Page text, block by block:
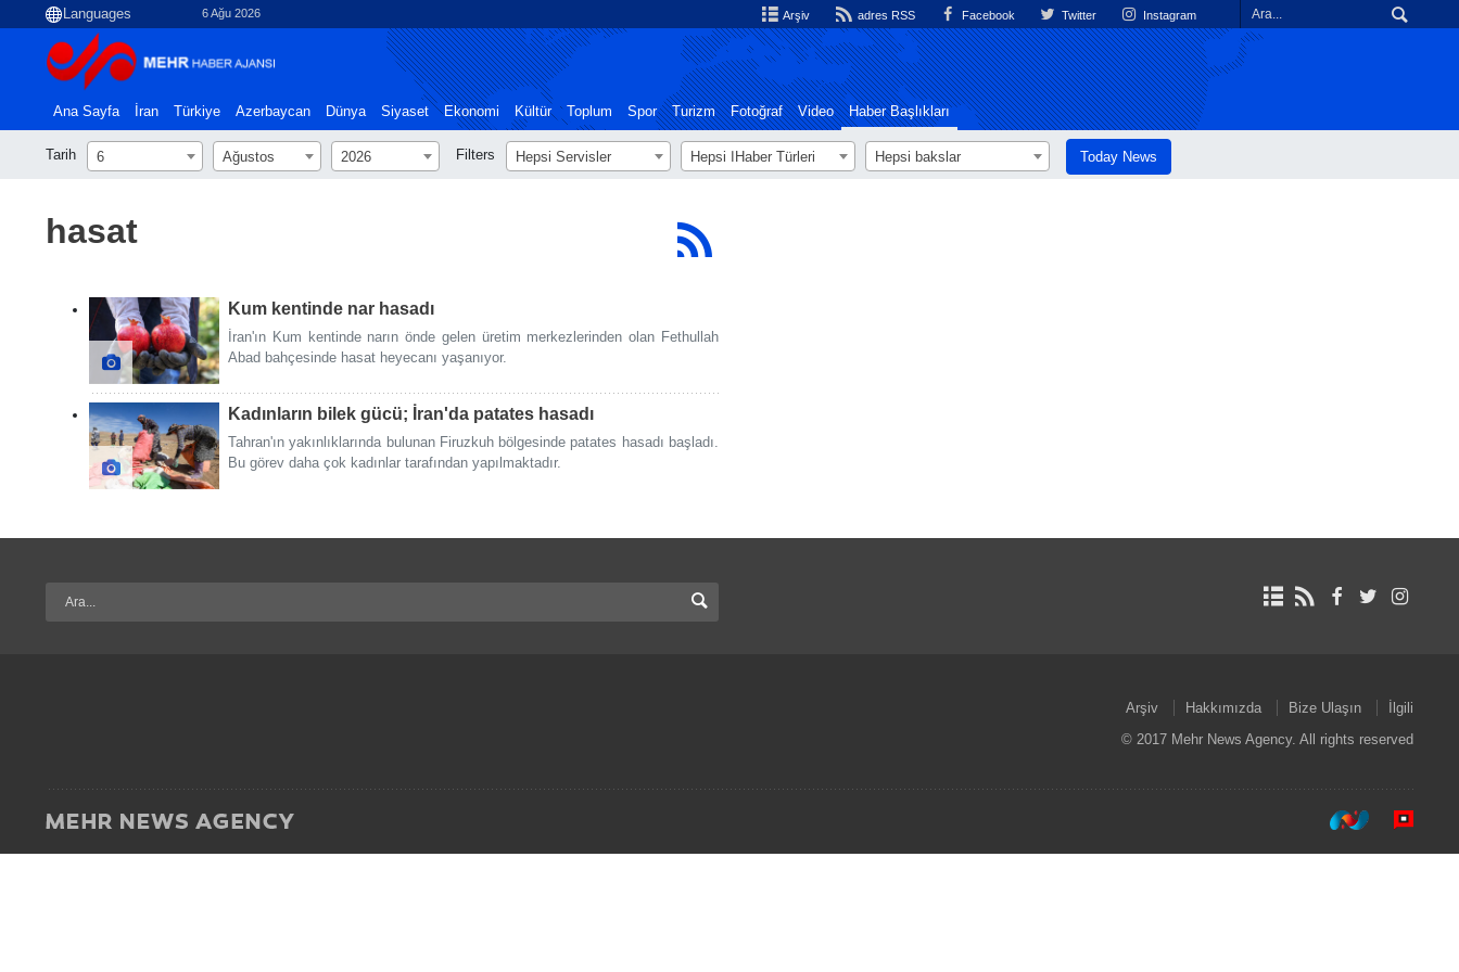
6 Ağu 2026 Arşiv adres RSS Facebook Twitter Instagram
Ana Sayfa İran Türkiye Azerbaycan Dünya Siyaset Ekonomi Kültür Toplum Spor Turizm Fotoğraf Video Haber Başlıkları
Tarih 6 Ağustos 2026 Filters Hepsi Servisler Hepsi اHaber Türleri Hepsi bakslar Today News
hasat
Kum kentinde nar hasadı
İran'ın Kum kentinde narın önde gelen üretim merkezlerinden olan Fethullah
Abad bahçesinde hasat heyecanı yaşanıyor.
Kadınların bilek gücü; İran'da patates hasadı
Tahran'ın yakınlıklarında bulunan Firuzkuh bölgesinde patates hasadı başladı.
Bu görev daha çok kadınlar tarafından yapılmaktadır.
Arşiv Hakkımızda Bize Ulaşın
İlgili
© 2017 Mehr News Agency. All rights reserved